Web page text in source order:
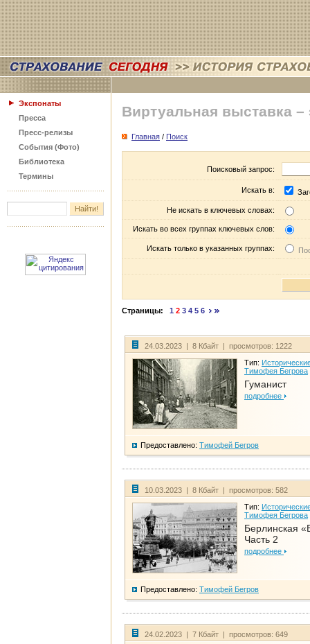
Экспонаты
Пресса
Пресс-релизы
События (Фото)
Библиотека
Термины
Виртуальная выставка –
Главная / Поиск
Поисковый запрос:
Искать в:
Не искать в ключевых словах:
Искать во всех группах ключевых слов:
Искать только в указанных группах:
Страницы: 1 2 3 4 5 6
24.03.2023 | 8 Кбайт | просмотров: 1222
Тип:
Тимофея Бегрова
Гуманист
подробнее
Предоставлено: Тимофей Бегров
10.03.2023 | 8 Кбайт | просмотров: 582
Тип:
Тимофея Бегрова
Берлинская
Часть 2
подробнее
Предоставлено: Тимофей Бегров
24.02.2023 | 7 Кбайт | просмотров: 649